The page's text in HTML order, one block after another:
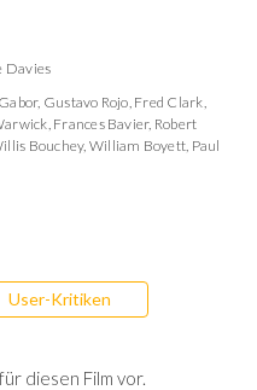
Davies
, Gustavo Rojo, Fred Clark,
, Frances Bavier, Robert
Bouchey, William Boyett, Paul
User-Kritiken
diesen Film vor.